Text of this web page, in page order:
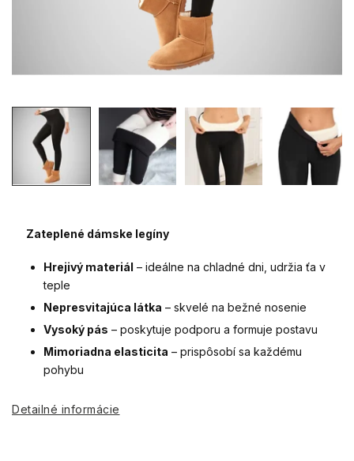
Zateplené dámske legíny
Hrejivý materiál – ideálne na chladné dni, udržia ťa v
teple
Nepresvitajúca látka – skvelé na bežné nosenie
Vysoký pás – poskytuje podporu a formuje postavu
Mimoriadna elasticita – prispôsobí sa každému
pohybu
Detailné informácie